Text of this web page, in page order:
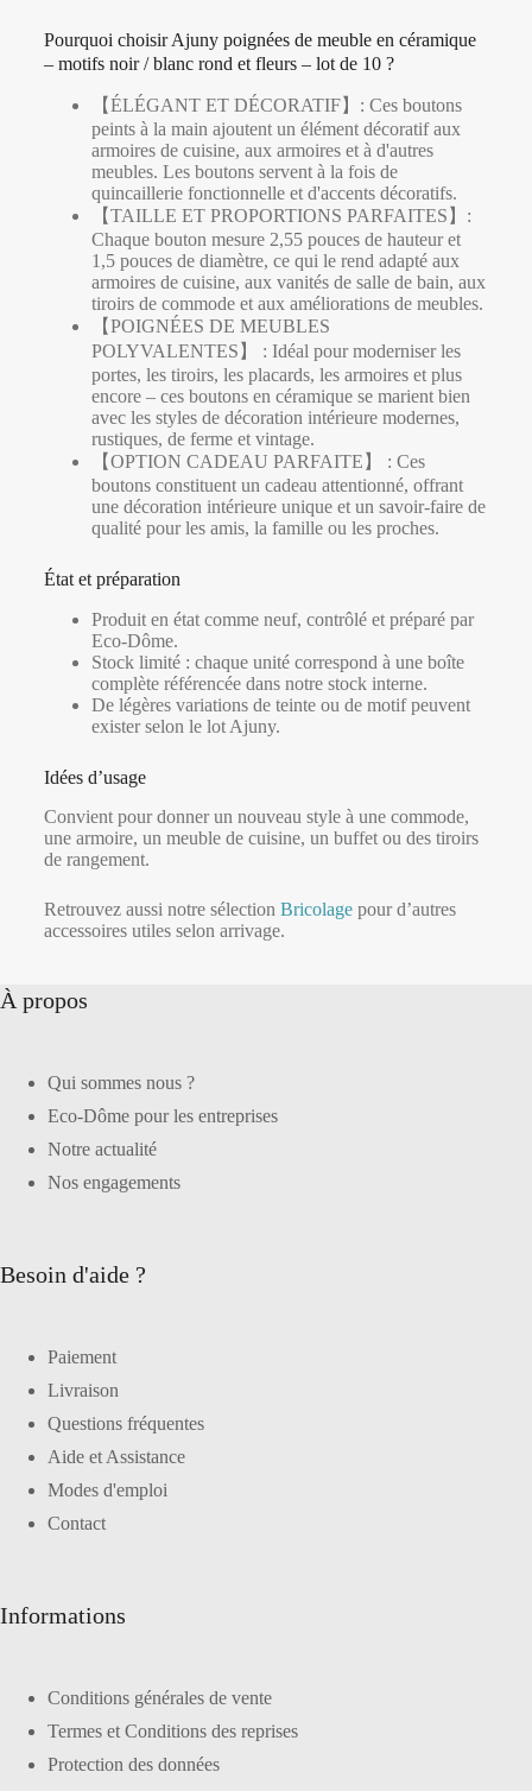
Pourquoi choisir Ajuny poignées de meuble en céramique
– motifs noir / blanc rond et fleurs – lot de 10 ?
【ÉLÉGANT ET DÉCORATIF】: Ces boutons
peints à la main ajoutent un élément décoratif aux
armoires de cuisine, aux armoires et à d'autres
meubles. Les boutons servent à la fois de
quincaillerie fonctionnelle et d'accents décoratifs.
【TAILLE ET PROPORTIONS PARFAITES】:
Chaque bouton mesure 2,55 pouces de hauteur et
1,5 pouces de diamètre, ce qui le rend adapté aux
armoires de cuisine, aux vanités de salle de bain, aux
tiroirs de commode et aux améliorations de meubles.
【POIGNÉES DE MEUBLES
POLYVALENTES】 : Idéal pour moderniser les
portes, les tiroirs, les placards, les armoires et plus
encore – ces boutons en céramique se marient bien
avec les styles de décoration intérieure modernes,
rustiques, de ferme et vintage.
【OPTION CADEAU PARFAITE】 : Ces
boutons constituent un cadeau attentionné, offrant
une décoration intérieure unique et un savoir-faire de
qualité pour les amis, la famille ou les proches.
État et préparation
Produit en état comme neuf, contrôlé et préparé par
Eco-Dôme.
Stock limité : chaque unité correspond à une boîte
complète référencée dans notre stock interne.
De légères variations de teinte ou de motif peuvent
exister selon le lot Ajuny.
Idées d’usage
Convient pour donner un nouveau style à une commode,
une armoire, un meuble de cuisine, un buffet ou des tiroirs
de rangement.
Retrouvez aussi notre sélection Bricolagepour d’autres
accessoires utiles selon arrivage.
À propos
Qui sommes nous ?
Eco-Dôme pour les entreprises
Notre actualité
Nos engagements
Besoin d'aide ?
Paiement
Livraison
Questions fréquentes
Aide et Assistance
Modes d'emploi
Contact
Informations
Conditions générales de vente
Termes et Conditions des reprises
Protection des données